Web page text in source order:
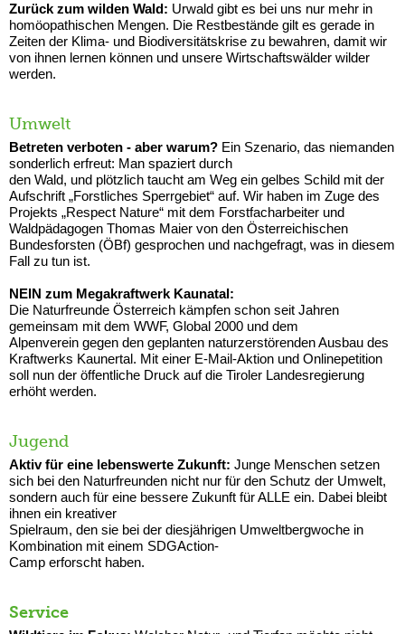
Zurück zum wilden Wald: Urwald gibt es bei uns nur mehr in
homöopathischen Mengen. Die Restbestände gilt es gerade in
Zeiten der Klima- und Biodiversitätskrise zu bewahren, damit wir
von ihnen lernen können und unsere Wirtschaftswälder wilder
werden.
Umwelt
Betreten verboten - aber warum? Ein Szenario, das niemanden
sonderlich erfreut: Man spaziert durch
den Wald, und plötzlich taucht am Weg ein gelbes Schild mit der
Aufschrift „Forstliches Sperrgebiet“ auf. Wir haben im Zuge des
Projekts „Respect Nature“ mit dem Forstfacharbeiter und
Waldpädagogen Thomas Maier von den Österreichischen
Bundesforsten (ÖBf) gesprochen und nachgefragt, was in diesem
Fall zu tun ist.
NEIN zum Megakraftwerk Kaunatal:
Die Naturfreunde Österreich kämpfen schon seit Jahren
gemeinsam mit dem WWF, Global 2000 und dem
Alpenverein gegen den geplanten naturzerstörenden Ausbau des
Kraftwerks Kaunertal. Mit einer E-Mail-Aktion und Onlinepetition
soll nun der öffentliche Druck auf die Tiroler Landesregierung
erhöht werden.
Jugend
Aktiv für eine lebenswerte Zukunft: Junge Menschen setzen
sich bei den Naturfreunden nicht nur für den Schutz der Umwelt,
sondern auch für eine bessere Zukunft für ALLE ein. Dabei bleibt
ihnen ein kreativer
Spielraum, den sie bei der diesjährigen Umweltbergwoche in
Kombination mit einem SDGAction-
Camp erforscht haben.
Service